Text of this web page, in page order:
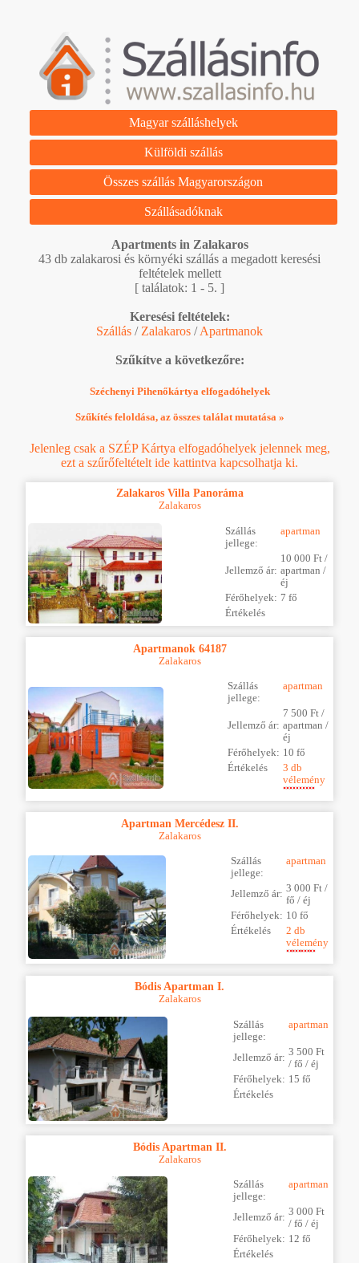
Magyar szálláshelyek
Külföldi szállás
Összes szállás Magyarországon
Szállásadóknak
Apartments in Zalakaros
43 db zalakarosi és környéki szállás a megadott keresési
feltételek mellett
[ találatok: 1 - 5. ]
Keresési feltételek:
Szállás / Zalakaros /Apartmanok
Szűkítve a következőre:
Széchenyi Pihenőkártya elfogadóhelyek
Szűkítés feloldása, az összes találat mutatása »
Jelenleg csak a SZÉP Kártya elfogadóhelyek jelennek meg,
ezt a szűrőfeltételt ide kattintva kapcsolhatja ki.
Zalakaros Villa Panoráma
Zalakaros
Szállás
jellege:
apartman
Jellemző ár:
10 000 Ft /
apartman /
éj
Férőhelyek: 7 fő
Értékelés
Apartmanok 64187
Zalakaros
Szállás
jellege:
apartman
Jellemző ár:
7 500 Ft /
apartman /
éj
Férőhelyek: 10 fő
Értékelés
3 db
vélemény
Apartman Mercédesz II.
Zalakaros
Szállás
jellege:
apartman
Jellemző ár: 3 000 Ft /
fő / éj
Férőhelyek: 10 fő
Értékelés
2 db
vélemény
Bódis Apartman I.
Zalakaros
Szállás
jellege:
apartman
Jellemző ár: 3 500 Ft
/ fő / éj
Férőhelyek: 15 fő
Értékelés
Bódis Apartman II.
Zalakaros
Szállás
jellege:
apartman
Jellemző ár: 3 000 Ft
/ fő / éj
Férőhelyek: 12 fő
Értékelés